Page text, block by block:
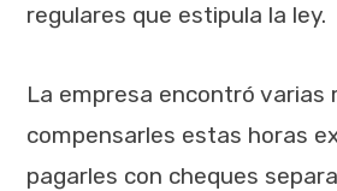
regulares que estipula la ley.
La empresa encontró varias
compensarles estas horas
pagarles con cheques